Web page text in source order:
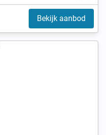
Bekijk aanbod